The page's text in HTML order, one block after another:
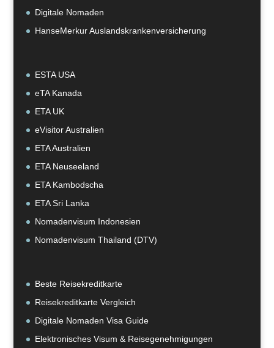
Digitale Nomaden
HanseMerkur Auslandskrankenversicherung
ESTA USA
eTA Kanada
ETA UK
eVisitor Australien
ETA Australien
ETA Neuseeland
ETA Kambodscha
ETA Sri Lanka
Nomadenvisum Indonesien
Nomadenvisum Thailand (DTV)
Beste Reisekreditkarte
Reisekreditkarte Vergleich
Digitale Nomaden Visa Guide
Elektronisches Visum & Reisegenehmigungen